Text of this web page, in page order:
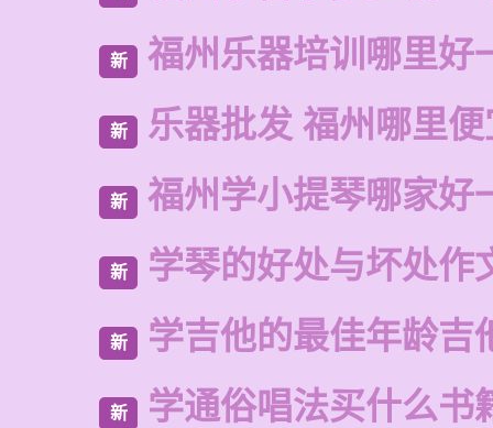
新 福州乐器培训哪里好
新 乐器批发 福州哪里
新 福州学小提琴哪家好
新 学琴的好处与坏处作
新 学吉他的最佳年龄吉
新 学通俗唱法买什么书